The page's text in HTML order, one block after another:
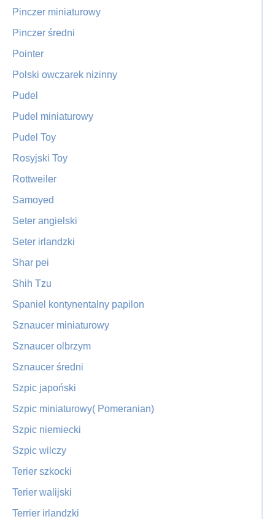
Pinczer miniaturowy
Pinczer średni
Pointer
Polski owczarek nizinny
Pudel
Pudel miniaturowy
Pudel Toy
Rosyjski Toy
Rottweiler
Samoyed
Seter angielski
Seter irlandzki
Shar pei
Shih Tzu
Spaniel kontynentalny papilon
Sznaucer miniaturowy
Sznaucer olbrzym
Sznaucer średni
Szpic japoński
Szpic miniaturowy( Pomeranian)
Szpic niemiecki
Szpic wilczy
Terier szkocki
Terier walijski
Terrier irlandzki